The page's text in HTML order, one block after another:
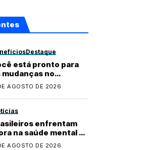
Destaque
está pronto para
mudanças no
de TI? Com a
atualizar!
AGOSTO DE 2026
enfrentam
na saúde mental e
apoio na
AGOSTO DE 2026